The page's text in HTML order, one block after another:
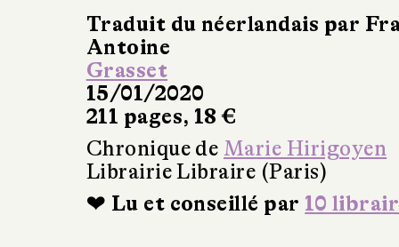
Traduit du néerlandais par
Antoine
Grasset
15/01/2020
211 pages, 18 €
Chronique de Marie Hirigoyen
Librairie Libraire (Paris)
❤ Lu et conseillé par 10